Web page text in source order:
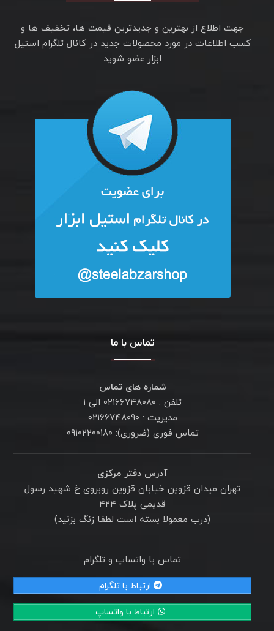
جهت اطلاع از بهترین و جدیدترین قیمت ها، تخفیف ها و
کسب اطلاعات در مورد محصولات جدید در کانال تلگرام استیل
ابزار عضو شوید
تماس با ما
شماره های تماس
تلفن : ۰۲۱۶۶۷۴۸۰۸۰ الی ۱
مدیریت : ۰۲۱۶۶۷۴۸۰۹۰
تماس فوری (ضروری): ۰۹۱۰۲۲۰۰۱۸۰
آدرس دفتر مرکزی
تهران میدان قزوین خیابان قزوین روبروی خ شهید رسول
قدیمی پلاک ۴۲۴
(درب معمولا بسته است لطفا زنگ بزنید)
تماس با واتساپ و تلگرام
ارتباط با تلگرام
ارتباط با واتساپ